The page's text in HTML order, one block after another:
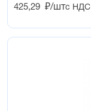
425,29 ₽/штс НДС